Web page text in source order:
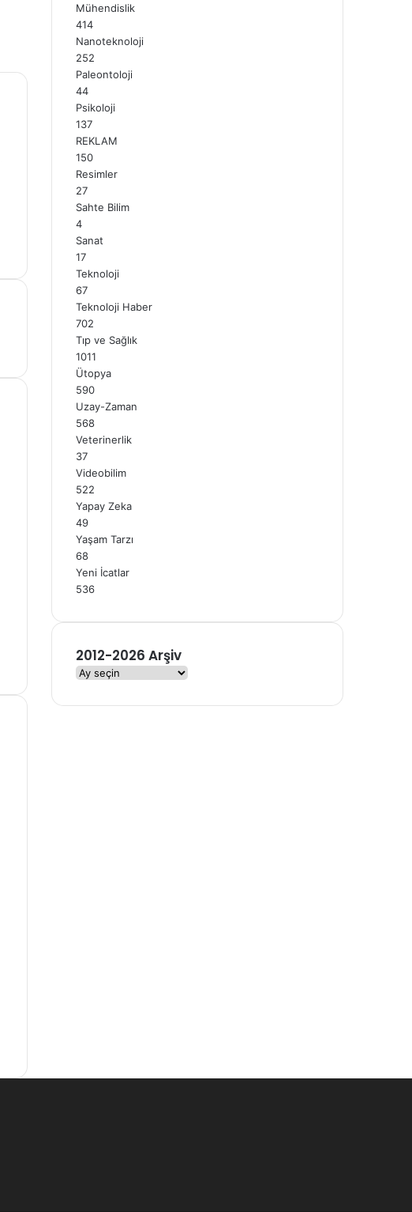
Mühendislik
414
Nanoteknoloji
252
Paleontoloji
44
Psikoloji
137
REKLAM
150
Resimler
27
Sahte Bilim
4
Sanat
17
Teknoloji
67
Teknoloji Haber
702
Tıp ve Sağlık
1011
Ütopya
590
Uzay-Zaman
568
Veterinerlik
37
Videobilim
522
Yapay Zeka
49
Yaşam Tarzı
68
Yeni İcatlar
536
2012-2026 Arşiv
2012-
Arşiv